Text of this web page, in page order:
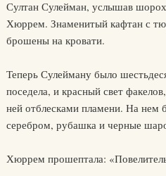
Султан Сулейман, услышав
Хюррем. Знаменитый кафтан с
брошены на кровати.
Теперь Сулейману было
поседела, и красный свет
ней отблесками пламени. На нем
серебром, рубашка и черные
Хюррем прошептала: